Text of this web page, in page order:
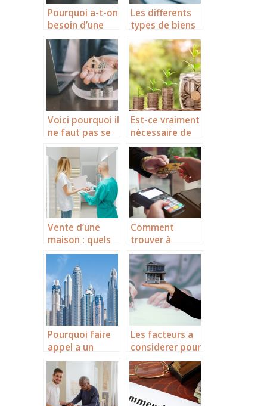
Pourquoi a-t-on
besoin d’une
assurance
bâtiment ?
Les differents
types de biens
immobiliers
pour investir en
Floride
Voici pourquoi il
ne faut pas se
priver des
services d’une
agence
immobilière !
Est-ce vraiment
nécessaire de
recourir à un
cabinet de
conseil en
gestion de
patrimoine ?
Vente d’une
maison : quels
diagnostics
obligatoires
faut-il faire ?
Comment
trouver à
Annecy un
domicile de
commerce idéal
?
Pourquoi faire
appel a un
architecte pour
la construction
de sa maison ?
Les facteurs a
considerer pour
acheter un
appartement